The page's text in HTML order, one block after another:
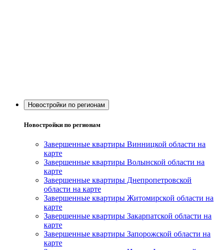
Новостройки по регионам
Новостройки по регионам
Завершенные квартиры Винницкой области на
карте
Завершенные квартиры Волынской области на
карте
Завершенные квартиры Днепропетровской
области на карте
Завершенные квартиры Житомирской области на
карте
Завершенные квартиры Закарпатской области на
карте
Завершенные квартиры Запорожской области на
карте